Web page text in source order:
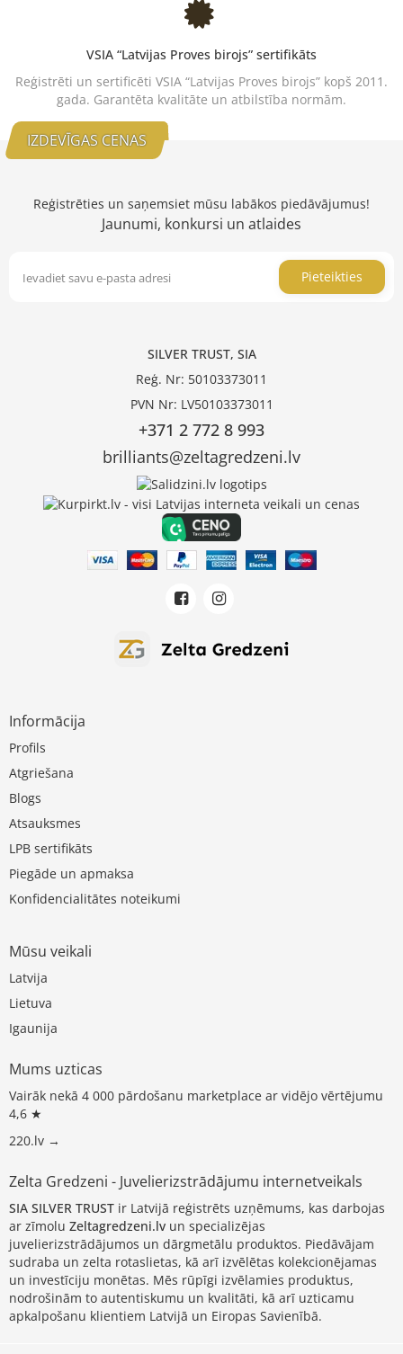
VSIA “Latvijas Proves birojs” sertifikāts
Reģistrēti un sertificēti VSIA “Latvijas Proves birojs” kopš 2011.
gada. Garantēta kvalitāte un atbilstība normām.
IZDEVĪGAS CENAS
Reģistrēties un saņemsiet mūsu labākos piedāvājumus!
Jaunumi, konkursi un atlaides
Pieteikties
SILVER TRUST, SIA
Reģ. Nr: 50103373011
PVN Nr: LV50103373011
+371 2 772 8 993
brilliants@zeltagredzeni.lv
Informācija
Profils
Atgriešana
Blogs
Atsauksmes
LPB sertifikāts
Piegāde un apmaksa
Konfidencialitātes noteikumi
Mūsu veikali
Latvija
Lietuva
Igaunija
Mums uzticas
Vairāk nekā 4 000 pārdošanu marketplace ar vidējo vērtējumu
4,6 ★
220.lv →
Zelta Gredzeni - Juvelierizstrādājumu internetveikals
SIA SILVER TRUST ir Latvijā reģistrēts uzņēmums, kas darbojas
ar zīmolu Zeltagredzeni.lv un specializējas
juvelierizstrādājumos un dārgmetālu produktos. Piedāvājam
sudraba un zelta rotaslietas, kā arī izvēlētas kolekcionējamas
un investīciju monētas. Mēs rūpīgi izvēlamies produktus,
nodrošinām to autentiskumu un kvalitāti, kā arī uzticamu
apkalpošanu klientiem Latvijā un Eiropas Savienībā.